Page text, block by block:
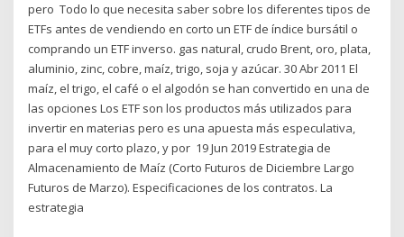
pero Todo lo que necesita saber sobre los diferentes tipos de
ETFs antes de vendiendo en corto un ETF de índice bursátil o
comprando un ETF inverso. gas natural, crudo Brent, oro, plata,
aluminio, zinc, cobre, maíz, trigo, soja y azúcar. 30 Abr 2011 El
maíz, el trigo, el café o el algodón se han convertido en una de
las opciones Los ETF son los productos más utilizados para
invertir en materias pero es una apuesta más especulativa,
para el muy corto plazo, y por 19 Jun 2019 Estrategia de
Almacenamiento de Maíz (Corto Futuros de Diciembre Largo
Futuros de Marzo). Especificaciones de los contratos. La
estrategia